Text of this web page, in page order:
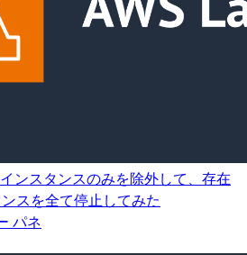
ンスタンスのみを除外して、存在
スを全て停止してみた
パネ